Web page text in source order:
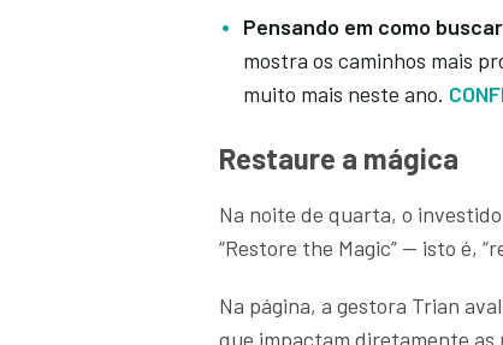
Pensando em como
mostra os caminhos mais
muito mais neste ano.
Restaure a mágica
Na noite de quarta, o
“Restore the Magic” — isto é,
Na página, a gestora Trian
que impactam diretamente as